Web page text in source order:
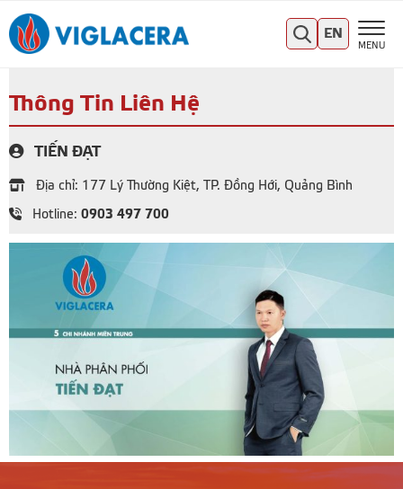
MENU
EN
Thông Tin Liên Hệ
TIẾN ĐẠT
Địa chỉ: 177 Lý Thường Kiệt, TP. Đồng Hới, Quảng Bình
Hotline: 0903 497 700